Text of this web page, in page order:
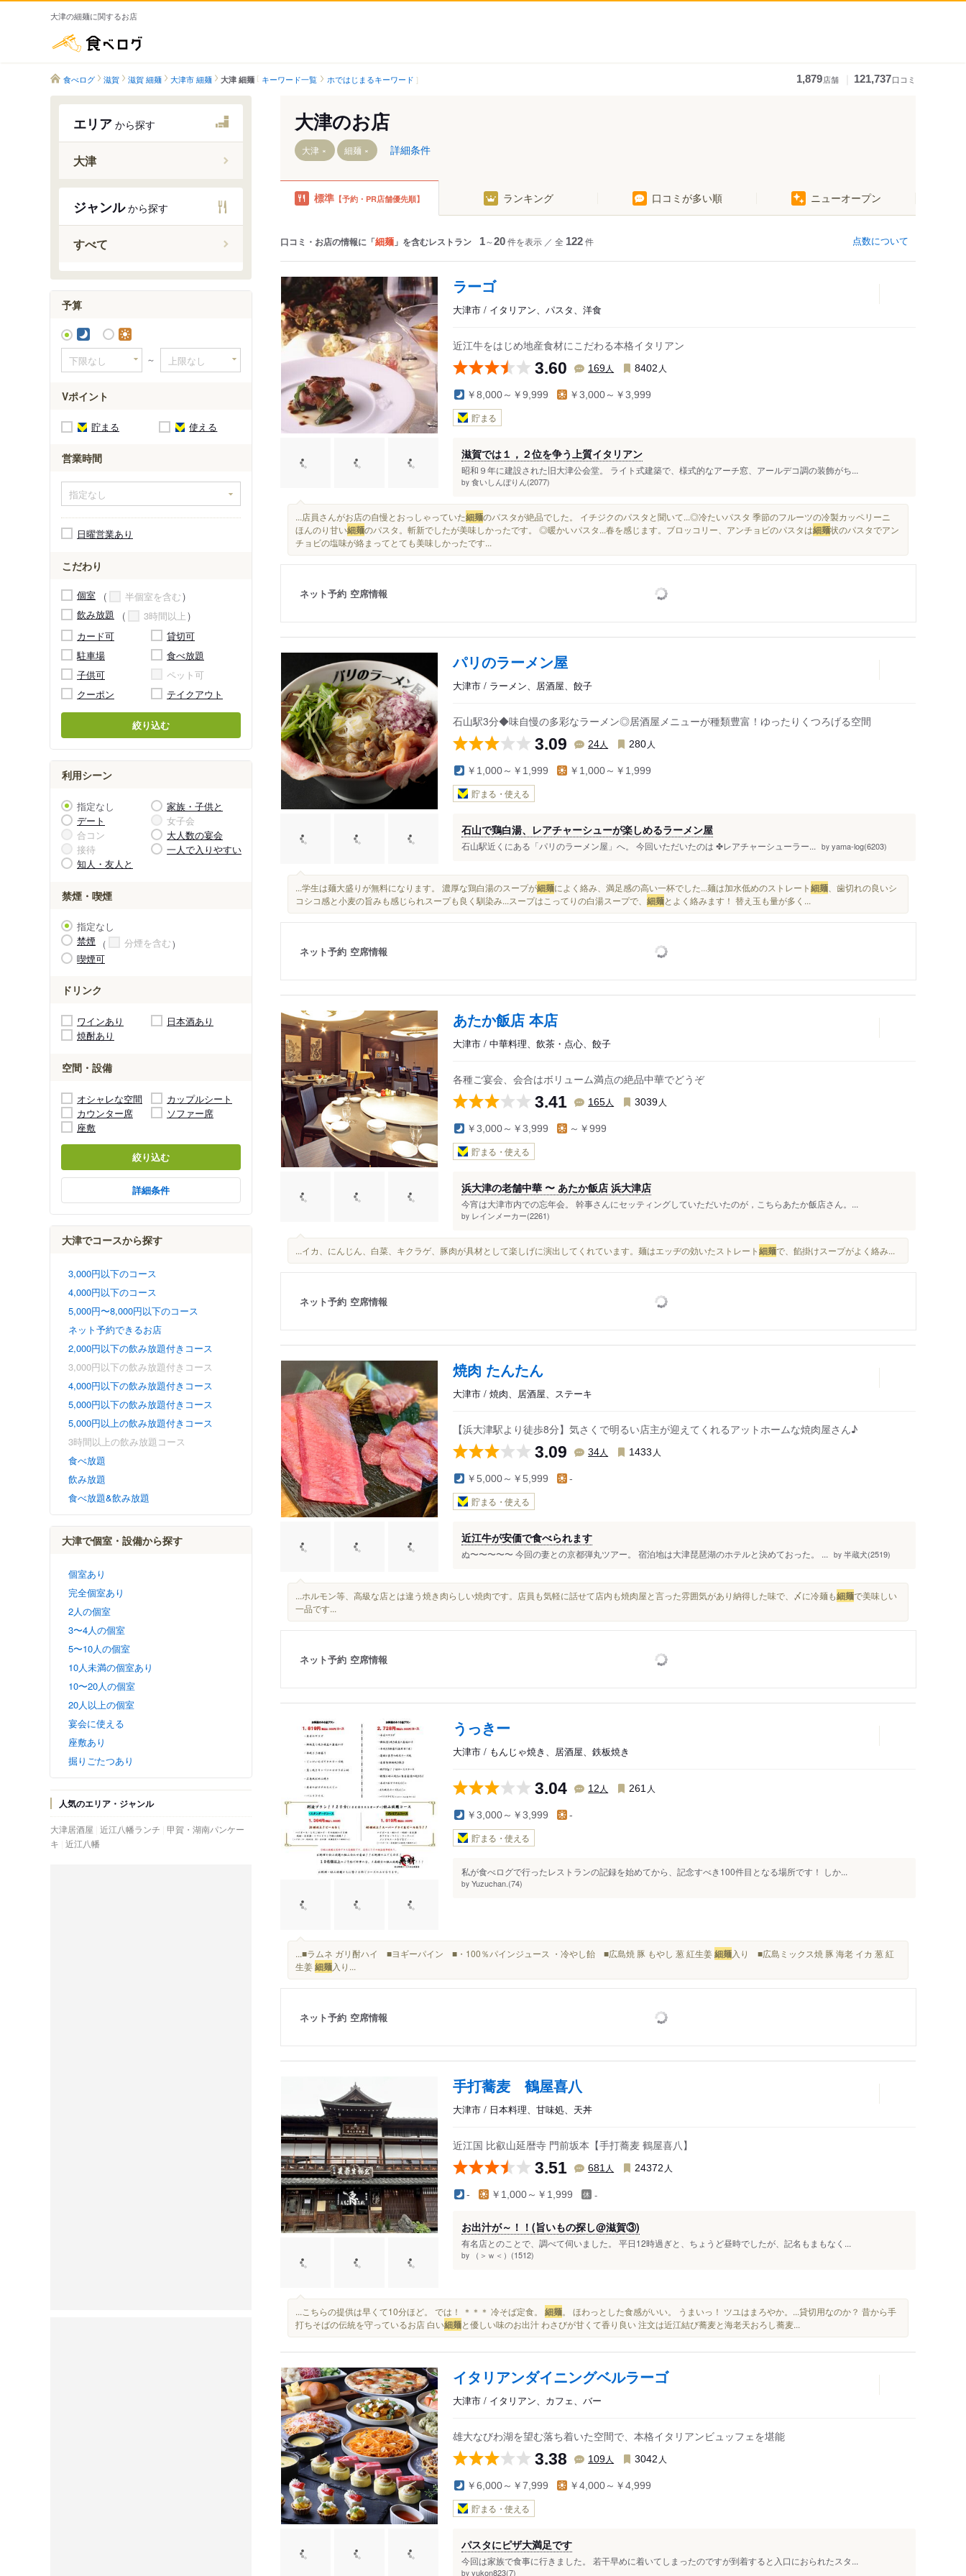
大津の細麺に関するお店
食べログ 滋賀 滋賀 細麺 大津市 細麺 大津 細麺 キーワード一覧 ホではじまるキーワード 1,879店舗 121,737口コミ
エリア から探す
大津
瀬田駅
膳所駅
大津駅
大津京駅
唐崎駅
比叡山坂本駅
おごと温泉駅
堅田駅
小野駅
和邇駅
志賀駅
比良駅
近江舞子駅
北小松駅
追分駅
大谷駅
上栄町駅
びわ湖浜大津駅
坂本比叡山口駅
穴太駅
滋賀里駅
大津市役所前駅
三井寺駅
石場駅
膳所本町駅
京阪石山駅
ジャンルから探す
すべて
予算
～
Vポイント
貯まる 使える
営業時間
日曜営業あり
こだわり
個室
半個室を含む
飲み放題
3時間以上
カード可
貸切可
駐車場
食べ放題
子供可
ペット可
クーポン
テイクアウト
絞り込む
利用シーン
指定なし
家族・子供と
デート
女子会
合コン
大人数の宴会
接待
一人で入りやすい
知人・友人と
禁煙・喫煙
指定なし
禁煙
分煙を含む
喫煙可
ドリンク
ワインあり
日本酒あり
焼酎あり
空間・設備
オシャレな空間
カップルシート
カウンター席
ソファー席
座敷
絞り込む
詳細条件
大津でコースから探す
3,000円以下のコース
4,000円以下のコース
5,000円〜8,000円以下のコース
ネット予約できるお店
2,000円以下の飲み放題付きコース
3,000円以下の飲み放題付きコース
4,000円以下の飲み放題付きコース
5,000円以下の飲み放題付きコース
5,000円以上の飲み放題付きコース
3時間以上の飲み放題コース
食べ放題
飲み放題
食べ放題&飲み放題
大津で個室・設備から探す
個室あり
完全個室あり
2人の個室
3〜4人の個室
5〜10人の個室
10人未満の個室あり
10〜20人の個室
20人以上の個室
宴会に使える
座敷あり
掘りごたつあり
人気のエリア・ジャンル
大津居酒屋 近江八幡ランチ 甲賀・湖南パンケー
キ 近江八幡
大津のお店
大津 細麺 詳細条件
標準 【予約・PR店舗優先順】 ランキング 口コミが多い順 ニューオープン
口コミ・お店の情報に「細麺 」を含むレストラン 1～20件を表示 ／ 全 122件 点数について
ラーゴ
大津市 / イタリアン、パスタ、洋食
近江牛をはじめ地産食材にこだわる本格イタリアン
3.60 169人 8402 人
￥8,000～￥9,999 ￥3,000～￥3,999
貯まる
滋賀では１，２位を争う上質イタリアン
昭和９年に建設された旧大津公会堂。 ライト式建築で、様式的なアーチ窓、アールデコ調の装飾がち...
by 食いしんぼりん(2077)
...店員さんがお店の自慢とおっしゃっていた細麺のパスタが絶品でした。 イチジクのパスタと聞いて...◎冷たいパスタ 季節のフルーツの冷製カッペリーニ
ほんのり甘い細麺のパスタ。斬新でしたが美味しかったです。 ◎暖かいパスタ...春を感じます。ブロッコリー、アンチョビのパスタは細麺状のパスタでアン
チョビの塩味が絡まってとても美味しかったです...
ネット予約 空席情報
パリのラーメン屋
大津市 / ラーメン、居酒屋、餃子
石山駅3分◆味自慢の多彩なラーメン◎居酒屋メニューが種類豊富！ゆったりくつろげる空間
3.09 24人 280 人
￥1,000～￥1,999 ￥1,000～￥1,999
貯まる・使える
石山で鶏白湯、レアチャーシューが楽しめるラーメン屋
石山駅近くにある「パリのラーメン屋」へ。 今回いただいたのは ✤レアチャーシューラー... by yama-log(6203)
...学生は麺大盛りが無料になります。 濃厚な鶏白湯のスープが細麺によく絡み、満足感の高い一杯でした...麺は加水低めのストレート細麺 、歯切れの良いシ
コシコ感と小麦の旨みも感じられスープも良く馴染み...スープはこってりの白湯スープで、 細麺とよく絡みます！ 替え玉も量が多く...
ネット予約 空席情報
あたか飯店 本店
大津市 / 中華料理、飲茶・点心、餃子
各種ご宴会、会合はボリューム満点の絶品中華でどうぞ
3.41 165人 3039 人
￥3,000～￥3,999 ～￥999
貯まる・使える
浜大津の老舗中華 〜 あたか飯店 浜大津店
今宵は大津市内での忘年会。 幹事さんにセッティングしていただいたのが，こちらあたか飯店さん。...
by レインメーカー(2261)
...イカ、にんじん、白菜、キクラゲ、豚肉が具材として楽しげに演出してくれています。麺はエッヂの効いたストレート細麺で、餡掛けスープがよく絡み...
ネット予約 空席情報
焼肉 たんたん
大津市 / 焼肉、居酒屋、ステーキ
【浜大津駅より徒歩8分】気さくで明るい店主が迎えてくれるアットホームな焼肉屋さん♪
3.09 34人 1433 人
￥5,000～￥5,999 -
貯まる・使える
近江牛が安価で食べられます
ぬ〜〜〜〜〜 今回の妻との京都弾丸ツアー。 宿泊地は大津琵琶湖のホテルと決めておった。 ... by 半蔵犬(2519)
...ホルモン等、高級な店とは違う焼き肉らしい焼肉です。店員も気軽に話せて店内も焼肉屋と言った雰囲気があり納得した味で、〆に冷麺も細麺で美味しい
一品です...
ネット予約 空席情報
うっきー
大津市 / もんじゃ焼き、居酒屋、鉄板焼き
3.04 12 人 261 人
￥3,000～￥3,999 -
貯まる・使える
私が食べログで行ったレストランの記録を始めてから、記念すべき100件目となる場所です！ しか...
by Yuzuchan.(74)
...■ラムネ ガリ酎ハイ ■ヨギーパイン ■・100％パインジュース ・冷やし飴 ■広島焼 豚 もやし 葱 紅生姜細麺入り ■広島ミックス焼 豚 海老 イカ 葱 紅
生姜細麺入り...
ネット予約 空席情報
手打蕎麦 鶴屋喜八
大津市 / 日本料理、甘味処、天丼
近江国 比叡山延暦寺 門前坂本【手打蕎麦 鶴屋喜八】
3.51 681 人 24372 人
- ￥1,000～￥1,999 -
お出汁が～！！(旨いもの探し@滋賀③)
有名店とのことで、調べて伺いました。 平日12時過ぎと、ちょうど昼時でしたが、記名もまもなく...
by （＞ｗ＜）(1512)
...こちらの提供は早くて10分ほど。 では！ ＊＊＊ 冷そば定食。 細麺。 ほわっとした食感がいい。 うまいっ！ ツユはまろやか。...貸切用なのか？ 昔から手
打ちそばの伝統を守っているお店 白い細麺と優しい味のお出汁 わさびが甘くて香り良い 注文は近江結び蕎麦と海老天おろし蕎麦...
イタリアンダイニングベルラーゴ
大津市 / イタリアン、カフェ、バー
雄大なびわ湖を望む落ち着いた空間で、本格イタリアンビュッフェを堪能
3.38 109人 3042 人
￥6,000～￥7,999 ￥4,000～￥4,999
貯まる・使える
パスタにピザ大満足です
今回は家族で食事に行きました。 若干早めに着いてしまったのですが到着すると入口におられたスタ...
by yukon823(7)